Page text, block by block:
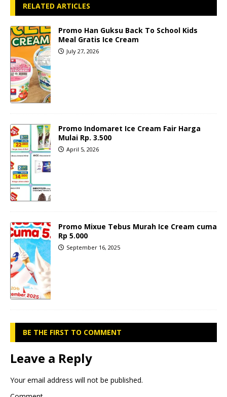
RELATED ARTICLES
Promo Han Guksu Back To School Kids
Meal Gratis Ice Cream
July 27, 2026
Promo Indomaret Ice Cream Fair Harga
Mulai Rp. 3.500
April 5, 2026
Promo Mixue Tebus Murah Ice Cream cuma
Rp 5.000
September 16, 2025
BE THE FIRST TO COMMENT
Leave a Reply
Your email address will not be published.